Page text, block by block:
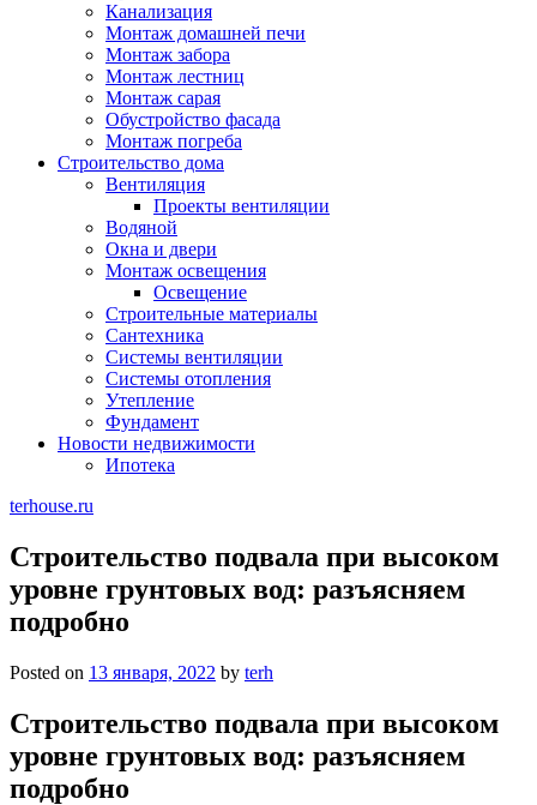
Канализация
Монтаж домашней печи
Монтаж забора
Монтаж лестниц
Монтаж сарая
Обустройство фасада
Монтаж погреба
Строительство дома
Вентиляция
Проекты вентиляции
Водяной
Окна и двери
Монтаж освещения
Освещение
Строительные материалы
Сантехника
Системы вентиляции
Системы отопления
Утепление
Фундамент
Новости недвижимости
Ипотека
terhouse.ru
Строительство подвала при высоком
уровне грунтовых вод: разъясняем
подробно
Posted on 13 января, 2022 by terh
Строительство подвала при высоком
уровне грунтовых вод: разъясняем
подробно